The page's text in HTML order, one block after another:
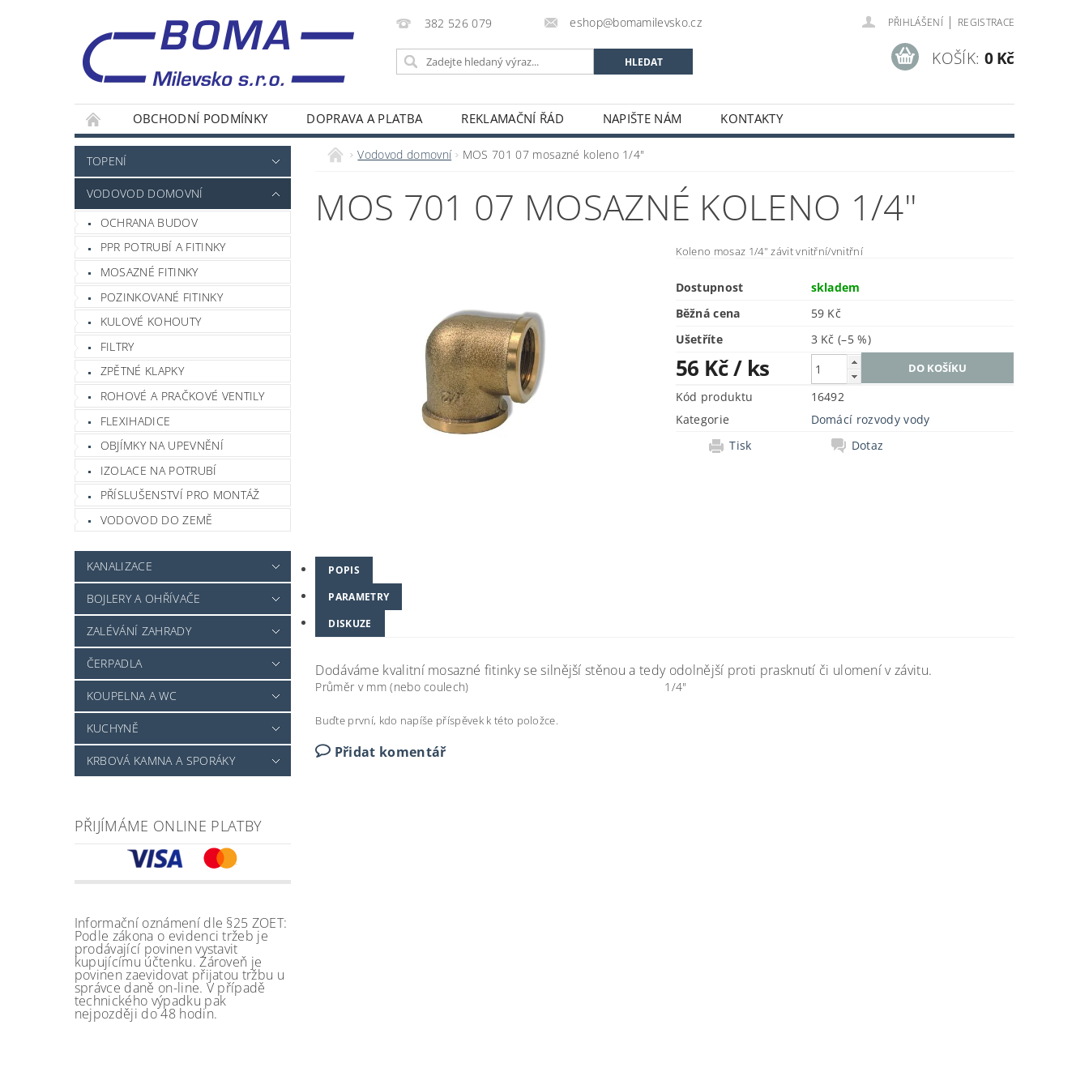
382 526 079 eshop@bomamilevsko.cz PŘIHLÁŠENÍ | REGISTRACE
KOŠÍK: 0 Kč
OBCHODNÍ PODMÍNKY DOPRAVA A PLATBA REKLAMAČNÍ ŘÁD NAPIŠTE NÁM KONTAKTY
TOPENÍ
VODOVOD DOMOVNÍ
OCHRANA BUDOV
PPR POTRUBÍ A FITINKY
MOSAZNÉ FITINKY
POZINKOVANÉ FITINKY
KULOVÉ KOHOUTY
FILTRY
ZPĚTNÉ KLAPKY
ROHOVÉ A PRAČKOVÉ VENTILY
FLEXIHADICE
OBJÍMKY NA UPEVNĚNÍ
IZOLACE NA POTRUBÍ
PŘÍSLUŠENSTVÍ PRO MONTÁŽ
VODOVOD DO ZEMĚ
KANALIZACE
BOJLERY A OHŘÍVAČE
ZALÉVÁNÍ ZAHRADY
ČERPADLA
KOUPELNA A WC
KUCHYNĚ
KRBOVÁ KAMNA A SPORÁKY
PŘIJÍMÁME ONLINE PLATBY
Informační oznámení dle §25 ZOET:
Podle zákona o evidenci tržeb je
prodávající povinen vystavit
kupujícímu účtenku. Zároveň je
povinen zaevidovat přijatou tržbu u
správce daně on-line. V případě
technického výpadku pak
nejpozději do 48 hodin.
Vodovod domovní MOS 701 07 mosazné koleno 1/4"
MOS 701 07 MOSAZNÉ KOLENO 1/4"
Koleno mosaz 1/4" závit vnitřní/vnitřní
Dostupnost
skladem
Běžná cena
59 Kč
Ušetříte
3 Kč(–5 %)
56 Kč/ ks
Kód produktu
16492
Kategorie
Domácí rozvody vody
Tisk
Dotaz
POPIS
PARAMETRY
DISKUZE
Dodáváme kvalitní mosazné fitinky se silnější stěnou a tedy odolnější proti prasknutí či ulomení v závitu.
Průměr v mm (nebo coulech) 1/4"
Buďte první, kdo napíše příspěvek k této položce.
Přidat komentář